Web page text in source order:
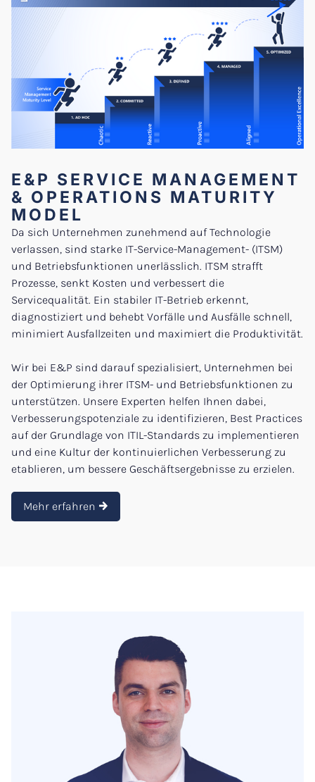
E&P SERVICE MANAGEMENT
& OPERATIONS MATURITY
MODEL
Da sich Unternehmen zunehmend auf Technologie
verlassen, sind starke IT-Service-Management- (ITSM)
und Betriebsfunktionen unerlässlich. ITSM strafft
Prozesse, senkt Kosten und verbessert die
Servicequalität. Ein stabiler IT-Betrieb erkennt,
diagnostiziert und behebt Vorfälle und Ausfälle schnell,
minimiert Ausfallzeiten und maximiert die Produktivität.
Wir bei E&P sind darauf spezialisiert, Unternehmen bei
der Optimierung ihrer ITSM- und Betriebsfunktionen zu
unterstützen. Unsere Experten helfen Ihnen dabei,
Verbesserungspotenziale zu identifizieren, Best Practices
auf der Grundlage von ITIL-Standards zu implementieren
und eine Kultur der kontinuierlichen Verbesserung zu
etablieren, um bessere Geschäftsergebnisse zu erzielen.
Mehr erfahren